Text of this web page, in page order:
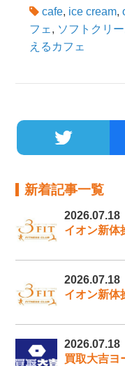
cafe, ice cream,
フェ , ソフトクリ
えるカフェ
新着記事一覧
2026.07.18
イオン新体
2026.07.18
イオン新体
2026.07.18
買取大吉ヨ